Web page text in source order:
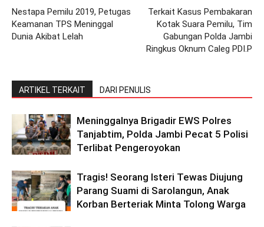
Nestapa Pemilu 2019, Petugas
Keamanan TPS Meninggal
Dunia Akibat Lelah
Terkait Kasus Pembakaran
Kotak Suara Pemilu, Tim
Gabungan Polda Jambi
Ringkus Oknum Caleg PDI.P
ARTIKEL TERKAIT DARI PENULIS
Meninggalnya Brigadir EWS Polres
Tanjabtim, Polda Jambi Pecat 5 Polisi
Terlibat Pengeroyokan
Tragis! Seorang Isteri Tewas Diujung
Parang Suami di Sarolangun, Anak
Korban Berteriak Minta Tolong Warga